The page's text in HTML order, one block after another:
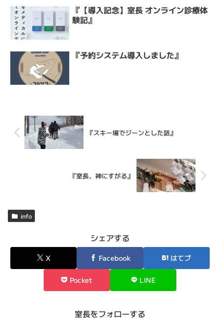
『【導入記念】室長 オンライン診療体
験記』
『予約システム導入しました』
『スキー場でジーンとした話』
『室長、神にすがる』
info
シェアする
X Facebook はてブ
Pocket LINE
室長をフォローする